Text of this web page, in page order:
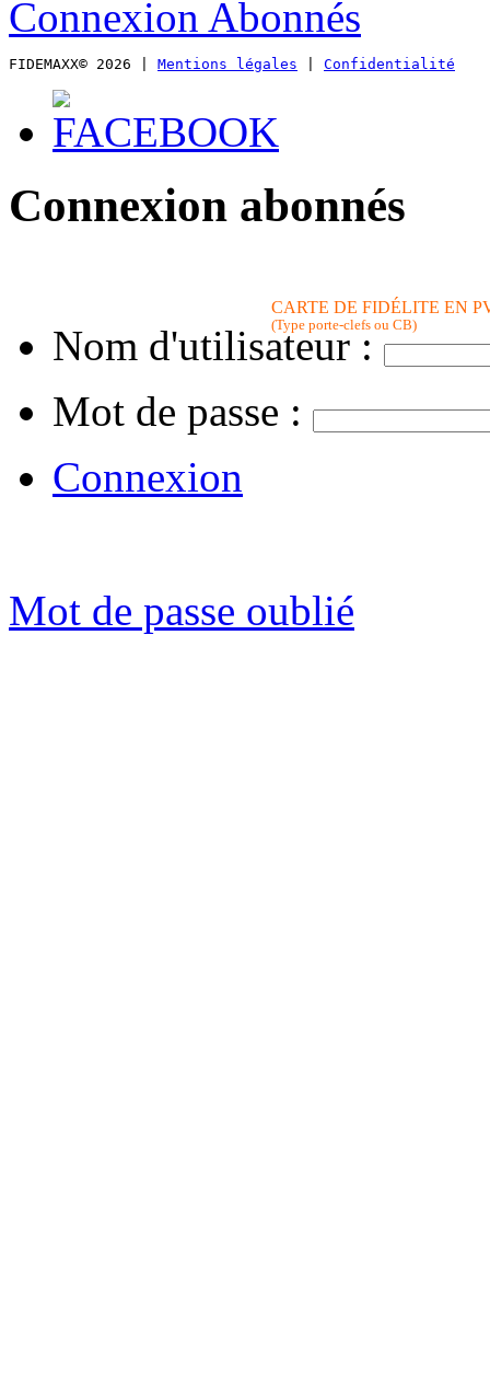
CARTE DE FIDÉLITE EN
(Type porte-clefs ou CB)
Connexion Abonnés
FIDEMAXX© 2026 | Mentions légales Confidentialité
Connexion abonnés
Nom d'utilisateur :
Mot de passe :
Connexion
Mot de passe oublié